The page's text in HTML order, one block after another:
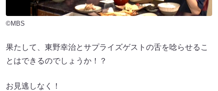
©MBS
果たして、東野幸治とサプライズゲストの舌を唸らせるこ
とはできるのでしょうか！？
お見逃しなく！